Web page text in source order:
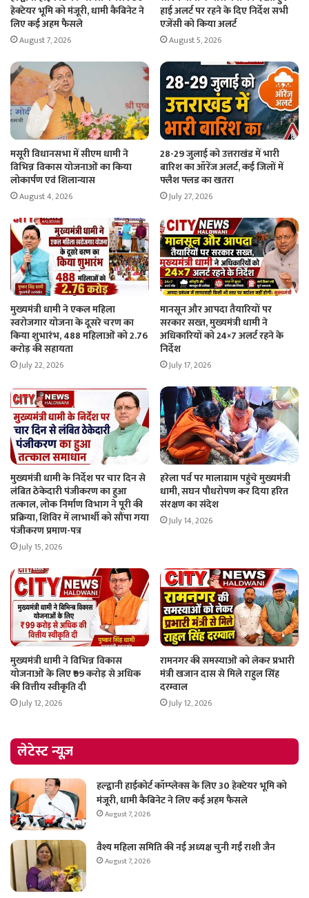
हेक्टेयर भूमि को मंजूरी, धामी कैबिनेट ने
लिए कई अहम फैसले
August 7, 2026
हाई अलर्ट पर रहने के दिए निर्देश सभी
एजेंसी को किया अलर्ट
August 5, 2026
मसूरी विधानसभा में सीएम धामी ने
विभिन्न विकास योजनाओं का किया
लोकार्पण एवं शिलान्यास
August 4, 2026
28-29 जुलाई को उत्तराखंड में भारी
बारिश का ऑरेंज अलर्ट, कई जिलों में
फ्लैश फ्लड का खतरा
July 27, 2026
मुख्यमंत्री धामी ने एकल महिला
स्वरोजगार योजना के दूसरे चरण का
किया शुभारंभ, 488 महिलाओं को 2.76
करोड़ की सहायता
July 22, 2026
मानसून और आपदा तैयारियों पर
सरकार सख्त, मुख्यमंत्री धामी ने
अधिकारियों को 24×7 अलर्ट रहने के
निर्देश
July 17, 2026
मुख्यमंत्री धामी के निर्देश पर चार दिन से
लंबित ठेकेदारी पंजीकरण का हुआ
तत्काल, लोक निर्माण विभाग ने पूरी की
प्रक्रिया, शिविर में लाभार्थी को सौंपा गया
पंजीकरण प्रमाण-पत्र
July 15, 2026
हरेला पर्व पर मालाग्राम पहुंचे मुख्यमंत्री
धामी, सघन पौधरोपण कर दिया हरित
संरक्षण का संदेश
July 14, 2026
मुख्यमंत्री धामी ने विभिन्न विकास
योजनाओं के लिए ₹99 करोड़ से अधिक
की वित्तीय स्वीकृति दी
July 12, 2026
रामनगर की समस्याओं को लेकर प्रभारी
मंत्री खजान दास से मिले राहुल सिंह
दरम्वाल
July 12, 2026
लेटेस्ट न्यूज़
हल्द्वानी हाईकोर्ट कॉम्प्लेक्स के लिए 30 हेक्टेयर भूमि को
मंजूरी, धामी कैबिनेट ने लिए कई अहम फैसले
August 7, 2026
वैश्य महिला समिति की नई अध्यक्ष चुनी गईं राशी जैन
August 7, 2026